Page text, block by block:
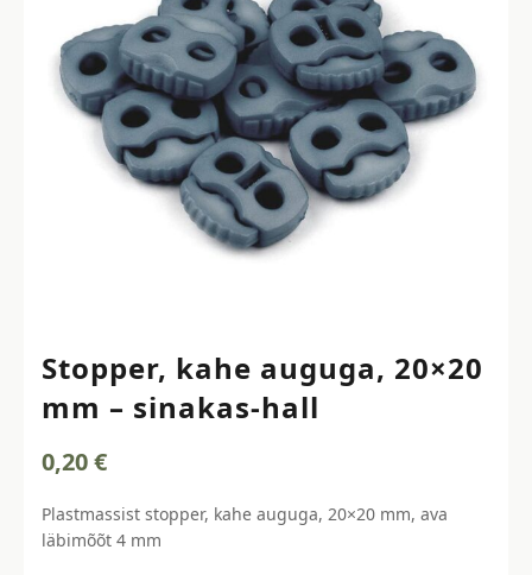
Stopper, kahe auguga, 20×20
mm – sinakas-hall
0,20€
Plastmassist stopper, kahe auguga, 20×20 mm, ava
läbimõõt 4 mm